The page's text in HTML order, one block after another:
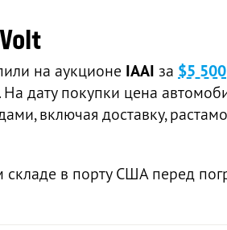
на аукционе IAAI за $5 500
. На дату покупки цена
включая доставку,
в порту США перед